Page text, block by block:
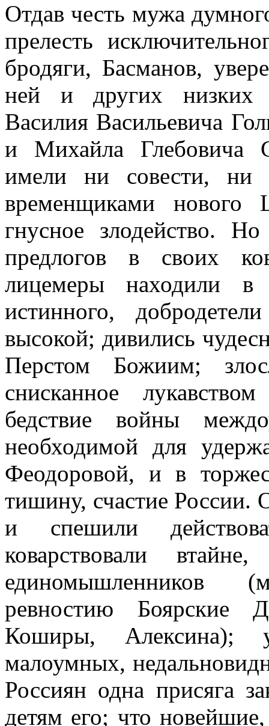
Отдав честь мужа
прелесть
бродяги, Басманов,
ней и других низких
Василия Васильевича
и Михайла Глебовича
имели ни совести, ни
временщиками нового
гнусное злодейство.
предлогов в своих
лицемеры находили в
истинного,
высокой; дивились
Перстом Божиим;
снисканное
бедствие войны
необходимой для
Феодоровой, и в
тишину, счастие России.
и спешили
коварствовали
единомышленников
ревностию Боярские
Коширы, Алексина);
малоумных,
Россиян одна присяга
детям его; что